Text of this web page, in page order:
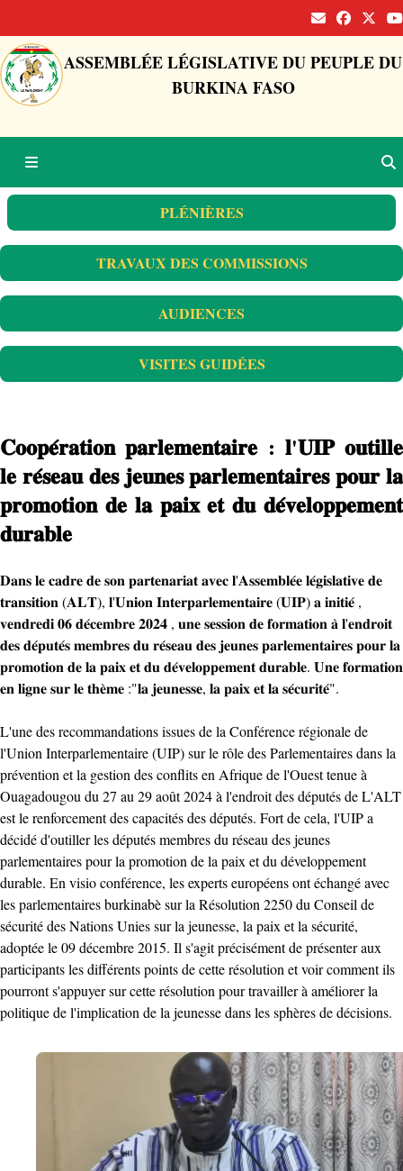
ASSEMBLÉE LÉGISLATIVE DU PEUPLE DU
BURKINA FASO
PLÉNIÈRES
TRAVAUX DES COMMISSIONS
AUDIENCES
VISITES GUIDÉES
𝐂𝐨𝐨𝐩𝐞́𝐫𝐚𝐭𝐢𝐨𝐧 𝐩𝐚𝐫𝐥𝐞𝐦𝐞𝐧𝐭𝐚𝐢𝐫𝐞 : 𝐥'𝐔𝐈𝐏 𝐨𝐮𝐭𝐢𝐥𝐥𝐞
𝐥𝐞 𝐫𝐞́𝐬𝐞𝐚𝐮 𝐝𝐞𝐬 𝐣𝐞𝐮𝐧𝐞𝐬 𝐩𝐚𝐫𝐥𝐞𝐦𝐞𝐧𝐭𝐚𝐢𝐫𝐞𝐬 𝐩𝐨𝐮𝐫 𝐥𝐚
𝐩𝐫𝐨𝐦𝐨𝐭𝐢𝐨𝐧 𝐝𝐞 𝐥𝐚 𝐩𝐚𝐢𝐱 𝐞𝐭 𝐝𝐮 𝐝𝐞́𝐯𝐞𝐥𝐨𝐩𝐩𝐞𝐦𝐞𝐧𝐭
𝐝𝐮𝐫𝐚𝐛𝐥𝐞
𝐃𝐚𝐧𝐬 𝐥𝐞 𝐜𝐚𝐝𝐫𝐞 𝐝𝐞 𝐬𝐨𝐧 𝐩𝐚𝐫𝐭𝐞𝐧𝐚𝐫𝐢𝐚𝐭 𝐚𝐯𝐞𝐜 𝐥'𝐀𝐬𝐬𝐞𝐦𝐛𝐥𝐞́𝐞 𝐥𝐞́𝐠𝐢𝐬𝐥𝐚𝐭𝐢𝐯𝐞 𝐝𝐞
𝐭𝐫𝐚𝐧𝐬𝐢𝐭𝐢𝐨𝐧 (𝐀𝐋𝐓), 𝐥'𝐔𝐧𝐢𝐨𝐧 𝐈𝐧𝐭𝐞𝐫𝐩𝐚𝐫𝐥𝐞𝐦𝐞𝐧𝐭𝐚𝐢𝐫𝐞 (𝐔𝐈𝐏) 𝐚 𝐢𝐧𝐢𝐭𝐢𝐞́ ,
𝐯𝐞𝐧𝐝𝐫𝐞𝐝𝐢 𝟎𝟔 𝐝𝐞́𝐜𝐞𝐦𝐛𝐫𝐞 𝟐𝟎𝟐𝟒 , 𝐮𝐧𝐞 𝐬𝐞𝐬𝐬𝐢𝐨𝐧 𝐝𝐞 𝐟𝐨𝐫𝐦𝐚𝐭𝐢𝐨𝐧 𝐚̀ 𝐥'𝐞𝐧𝐝𝐫𝐨𝐢𝐭
𝐝𝐞𝐬 𝐝𝐞́𝐩𝐮𝐭𝐞́𝐬 𝐦𝐞𝐦𝐛𝐫𝐞𝐬 𝐝𝐮 𝐫𝐞́𝐬𝐞𝐚𝐮 𝐝𝐞𝐬 𝐣𝐞𝐮𝐧𝐞𝐬 𝐩𝐚𝐫𝐥𝐞𝐦𝐞𝐧𝐭𝐚𝐢𝐫𝐞𝐬 𝐩𝐨𝐮𝐫 𝐥𝐚
𝐩𝐫𝐨𝐦𝐨𝐭𝐢𝐨𝐧 𝐝𝐞 𝐥𝐚 𝐩𝐚𝐢𝐱 𝐞𝐭 𝐝𝐮 𝐝𝐞́𝐯𝐞𝐥𝐨𝐩𝐩𝐞𝐦𝐞𝐧𝐭 𝐝𝐮𝐫𝐚𝐛𝐥𝐞. 𝐔𝐧𝐞 𝐟𝐨𝐫𝐦𝐚𝐭𝐢𝐨𝐧
𝐞𝐧 𝐥𝐢𝐠𝐧𝐞 𝐬𝐮𝐫 𝐥𝐞 𝐭𝐡𝐞̀𝐦𝐞 :"𝐥𝐚 𝐣𝐞𝐮𝐧𝐞𝐬𝐬𝐞, 𝐥𝐚 𝐩𝐚𝐢𝐱 𝐞𝐭 𝐥𝐚 𝐬𝐞́𝐜𝐮𝐫𝐢𝐭𝐞́".
L'une des recommandations issues de la Conférence régionale de
l'Union Interparlementaire (UIP) sur le rôle des Parlementaires dans la
prévention et la gestion des conflits en Afrique de l'Ouest tenue à
Ouagadougou du 27 au 29 août 2024 à l'endroit des députés de L'ALT
est le renforcement des capacités des députés. Fort de cela, l'UIP a
décidé d'outiller les députés membres du réseau des jeunes
parlementaires pour la promotion de la paix et du développement
durable. En visio conférence, les experts européens ont échangé avec
les parlementaires burkinabè sur la Résolution 2250 du Conseil de
sécurité des Nations Unies sur la jeunesse, la paix et la sécurité,
adoptée le 09 décembre 2015. Il s'agit précisément de présenter aux
participants les différents points de cette résolution et voir comment ils
pourront s'appuyer sur cette résolution pour travailler à améliorer la
politique de l'implication de la jeunesse dans les sphères de décisions.